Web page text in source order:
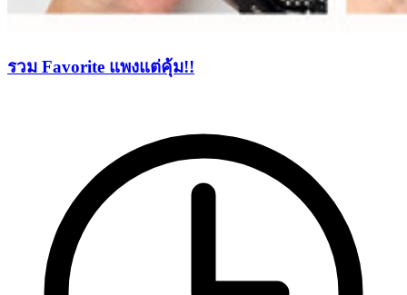
รวม Favorite แพงแต่คุ้ม!!